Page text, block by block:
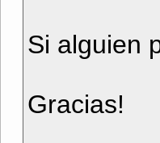
Si alguien
Gracias!